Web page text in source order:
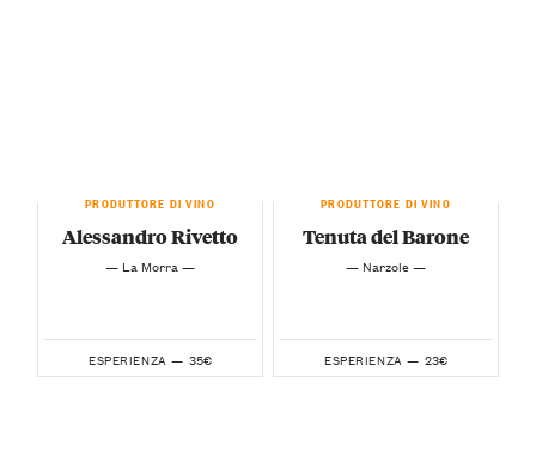
PRODUTTORE DI VINO
Alessandro Rivetto
— La Morra —
ESPERIENZA — 35€
PRODUTTORE DI VINO
Tenuta del Barone
— Narzole —
ESPERIENZA — 23€